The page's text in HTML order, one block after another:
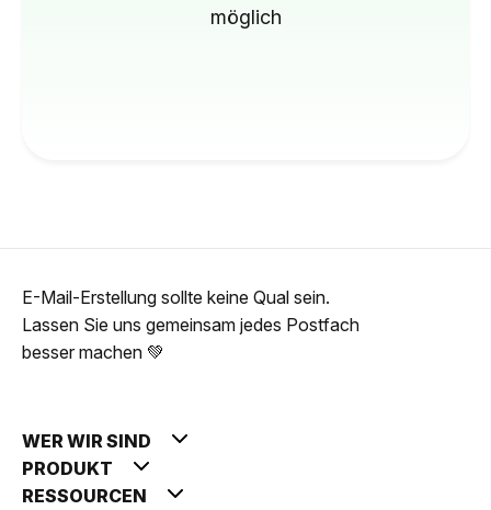
möglich
E-Mail-Erstellung sollte keine Qual sein.
Lassen Sie uns gemeinsam jedes Postfach
besser machen 💚
WER WIR SIND
PRODUKT
RESSOURCEN